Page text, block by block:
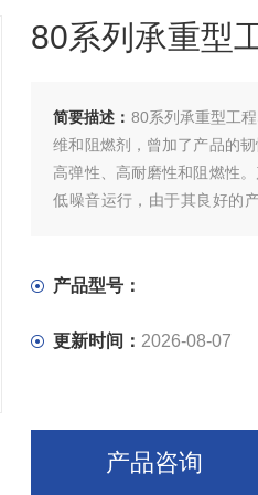
80系列承重型
简要描述： 80系列承重型工
维和阻燃剂，曾加了产品的
高弹性、高耐磨性和阻燃性
低噪音运行，由于其良好的
产品型号：
更新时间： 2026-08-07
产品咨询